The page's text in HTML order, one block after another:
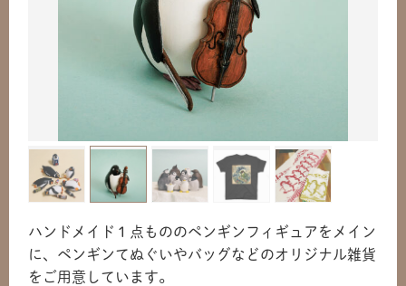
ハンドメイド１点もののペンギンフィギュアをメイン
に、ペンギンてぬぐいやバッグなどのオリジナル雑貨
をご用意しています。